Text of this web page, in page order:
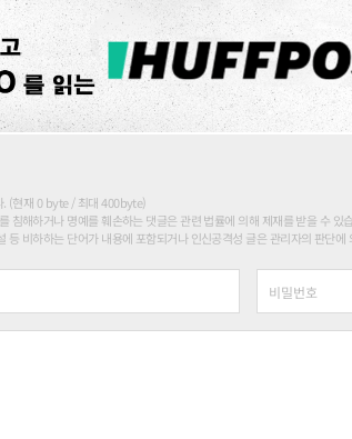
. (현재 0 byte / 최대 400byte)
침해하거나 명예를 훼손하는 댓글은 관련 법률에 의해 제재를 받을 수 있
등 비하하는 단어가 내용에 포함되거나 인신공격성 글은 관리자의 판단에